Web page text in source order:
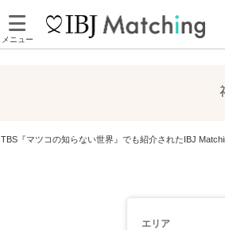
メニュー
TBS『マツコの知らない世界』でも紹介されたIBJ
エリア